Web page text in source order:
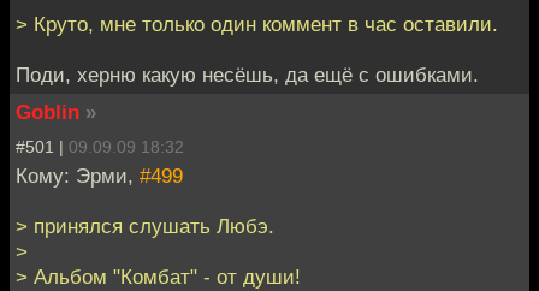
> Круто, мне только один коммент в час оставили.
Поди, херню какую несёшь, да ещё с ошибками.
Goblin »
#501 | 09.09.09 18:32
Кому: Эрми, #499
> принялся слушать Любэ.
>
> Альбом "Комбат" - от души!